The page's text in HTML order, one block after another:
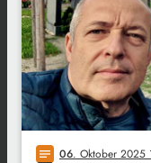
notes 06. Oktober 2025